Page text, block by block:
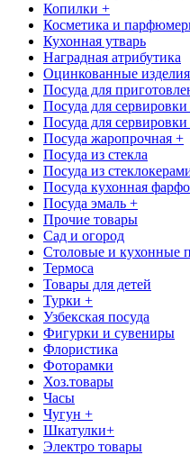
Копилки +
Косметика и
Кухонная утварь
Наградная атрибутика
Оцинкованные изделия
Посуда для
Посуда для
Посуда для сервировки
Посуда жаропрочная +
Посуда из стекла
Посуда из
Посуда кухонная
Посуда эмаль +
Прочие товары
Сад и огород
Столовые и кухонные
Термоса
Товары для детей
Турки +
Узбекская посуда
Фигурки и сувениры
Флористика
Фоторамки
Хоз.товары
Часы
Чугун +
Шкатулки+
Электро товары